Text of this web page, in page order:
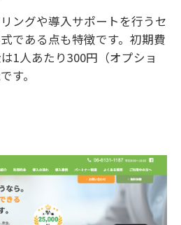
ングや導入サポートを行うセ
である点も特徴です。初期費
1人あたり300円（オプショ
す。